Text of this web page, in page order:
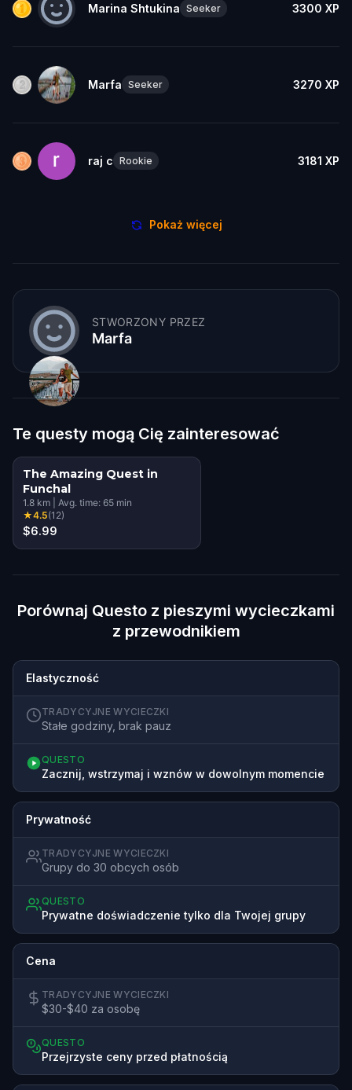
Marina Shtukina Seeker 3300 XP
Marfa Seeker 3270 XP
raj c Rookie 3181 XP
Pokaż więcej
STWORZONY PRZEZ
Marfa
Te questy mogą Cię zainteresować
The Amazing Quest in
Funchal
1.8 km Avg. time: 65 min
★4.5(12)
$6.99
Porównaj Questo z pieszymi wycieczkami
z przewodnikiem
Elastyczność
TRADYCYJNE WYCIECZKI
Stałe godziny, brak pauz
QUESTO
Zacznij, wstrzymaj i wznów w dowolnym momencie
Prywatność
TRADYCYJNE WYCIECZKI
Grupy do 30 obcych osób
QUESTO
Prywatne doświadczenie tylko dla Twojej grupy
Cena
TRADYCYJNE WYCIECZKI
$30-$40 za osobę
QUESTO
Przejrzyste ceny przed płatnością